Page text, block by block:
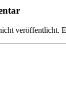
veröffentlicht.